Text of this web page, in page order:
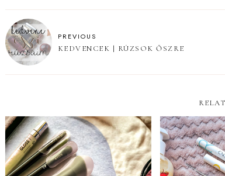
PREVIOUS
KEDVENCEK | RÚZSOK ŐSZRE